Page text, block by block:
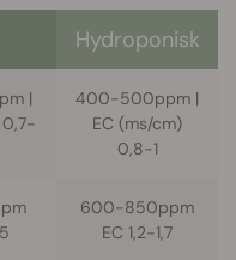
Hydroponisk
|
0,7-
400-500ppm |
EC (ms/cm)
0,8-1
600-850ppm
EC 1,2-1,7